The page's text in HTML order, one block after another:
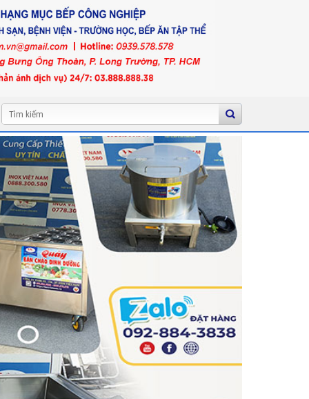
Tìm
kiếm: